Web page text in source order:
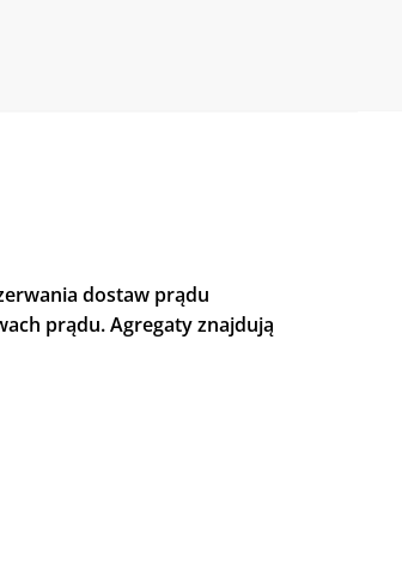
dostaw prądu
prądu. Agregaty znajdują